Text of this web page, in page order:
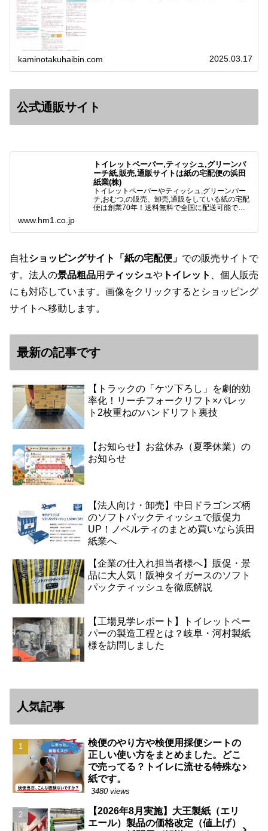
kaminotakuhaibin.com 2025.03.17
公式通販サイト
トイレットペーパー,ティッシュ,グリーンパ
ーチ紙,販売,通販サイトは紙の宅配便の浜田
紙業(株)
トイレットペーパーやティッシュ,グリーンパー
チ,おむつ,の販売、卸売,通販をしている紙の宅配
便は創業70年！送料無料で全国に配送可能で
様と歩んでまいりま…
www.hm1.co.jp
自社ショッピングサイト「紙の宅配便」 での販売サイトで
す。法人の景品粗品用 ティッシュや トイレット
、個人販売
にも対応しています。画像をクリックするとショッピング
サイトへ移動します。
最新の記事です
【トラックの「ケツ下ろし」を劇的効
率化！リーチフォークリフト×パレッ
ト2枚重ねのハンドリフト裏技
【お知らせ】お盆休み（夏季休業）の
お知らせ
【法人向け・卸売】中日ドラゴンズ柄
のソフトパックティッシュで販促力
UP！ノベルティのまとめ買いなら浜田
紙業へ
【企業の仕入れ担当者様へ】販促・景
品に大人気！阪神タイガースのソフト
パックティッシュを徹底解説
【工場見学レポート】トイレットペー
パーの製造工程とは？岐阜・河村製紙
様を訪問しました
人気記事
検便のやり方や検便用採便シートの
正しい使い方をまとめました。どこ
で売ってる？トイレに流せる特殊な
紙です。
3480 views
【2026年8月実施】大王製紙（エリ
エール）製品の価格改定（値上げ）